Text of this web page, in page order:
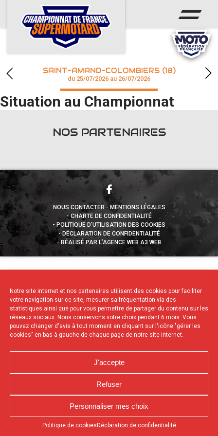
Notre site internet et nos partenaires utilisent des cookies pour faciliter
votre navigation sur ce site, mesurer sa fréquentation via des
statistiques ainsi que pour vous permettre de partager du contenu sur les
réseaux sociaux. Nous conservons votre choix pendant 6 mois. Vous
pouvez changer d'avis à tout moment en cliquant sur l'icône "gérer les
cookies" en bas à gauche de chaque page de notre site internet.
J'accepte
Refuser
Personnaliser mes choix
Politique de cookies Déclaration de confidentialité
Appuyez sur le bouton partager en bas de votre
ACCUEIL
ACTUS
CALENDRIER
CHAMPIONNAT
RÉSULTATS
SAINT-AMAND-COLOMBIERS (18)
du 25/07/2026 au 26/07/2026
Situation au Championnat
NOS PARTENAIRES
NOUS CONTACTER
MENTIONS LÉGALES
CHARTE DE CONFIDENTIALITÉ
POLITIQUE D’UTILISATION DES COOKIES
DÉCLARATION DE CONFIDENTIALITÉ
RÉALISÉ PAR L’AGENCE WEB A3 WEB